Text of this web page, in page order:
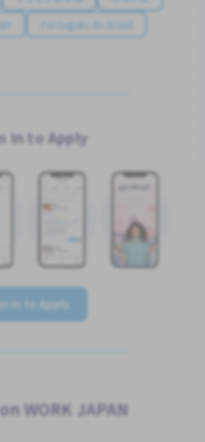
Português do Brasil
In to Apply
In to Apply
WORK JAPAN